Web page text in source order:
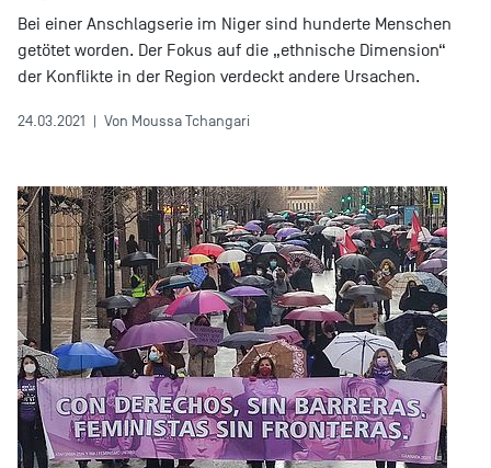
Bei einer Anschlagserie im Niger sind hunderte Menschen
getötet worden. Der Fokus auf die „ethnische Dimension“
der Konflikte in der Region verdeckt andere Ursachen.
24.03.2021 | Von Moussa Tchangari